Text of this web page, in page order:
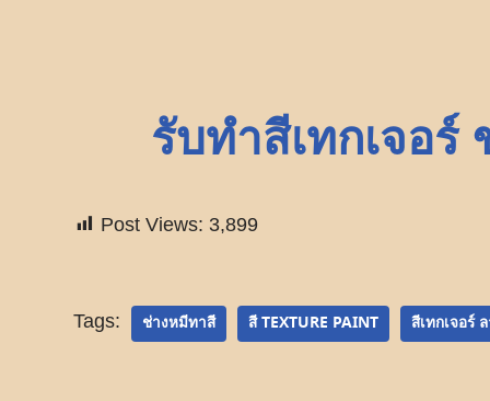
รับทำสีเทกเจอร์
Post Views: 3,899
Tags: ช่างหมีทาสี สี TEXTURE PAINT สีเทกเจอร์